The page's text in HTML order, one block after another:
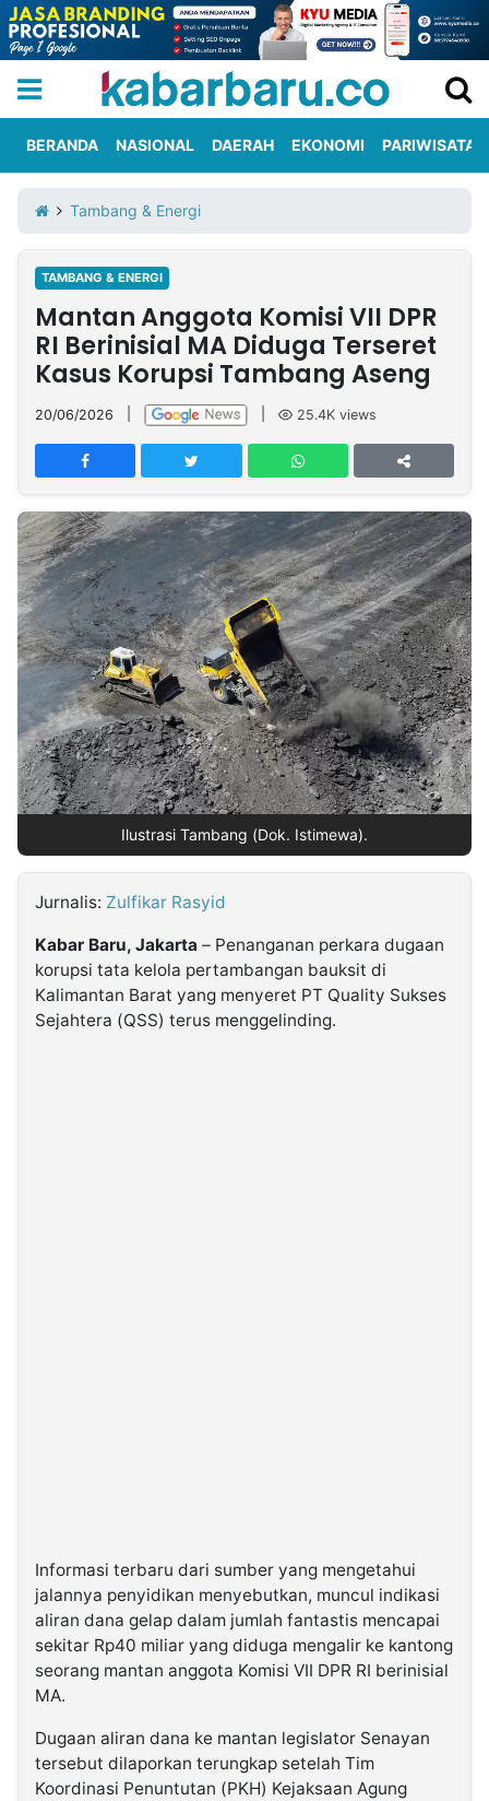
Iklan
Berita
Kami
Nasional
International
Olahraga
Entertainment
Daerah
Pariwisata
Kuliner
Kolom
Network
PT
TREETAN
INDONESIA
Partner
Insight
NTB
Suara
Time
Lens
IDN
Daily
Jogja
Jalan
Rakyat
Idealita
News
Kita
Notice
Dinamikapost.com
Radar
Baru
Seedbacklink
Follow
Kabarbaru
BERANDA NASIONAL DAERAH EKONOMI PARIWISATA
Tambang & Energi
TAMBANG & ENERGI
Mantan Anggota Komisi VII DPR
RI Berinisial MA Diduga Terseret
Kasus Korupsi Tambang Aseng
20/06/2026 25.4K views
Ilustrasi Tambang (Dok. Istimewa).
Jurnalis: Zulfikar Rasyid
Kabar Baru, Jakarta – Penanganan perkara dugaan
korupsi tata kelola pertambangan bauksit di
Kalimantan Barat yang menyeret PT Quality Sukses
Sejahtera (QSS) terus menggelinding.
Informasi terbaru dari sumber yang mengetahui
jalannya penyidikan menyebutkan, muncul indikasi
aliran dana gelap dalam jumlah fantastis mencapai
sekitar Rp40 miliar yang diduga mengalir ke kantong
seorang mantan anggota Komisi VII DPR RI berinisial
MA.
Dugaan aliran dana ke mantan legislator Senayan
tersebut dilaporkan terungkap setelah Tim
Koordinasi Penuntutan (PKH) Kejaksaan Agung